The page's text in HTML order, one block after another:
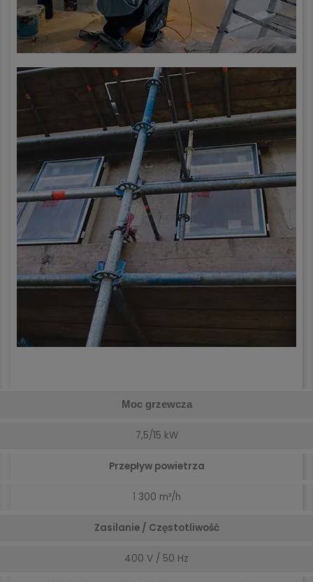
Moc grzewcza
7,5/15 kW
Przepływ powietrza
1 300 m³/h
Zasilanie / Częstotliwość
400 V / 50 Hz